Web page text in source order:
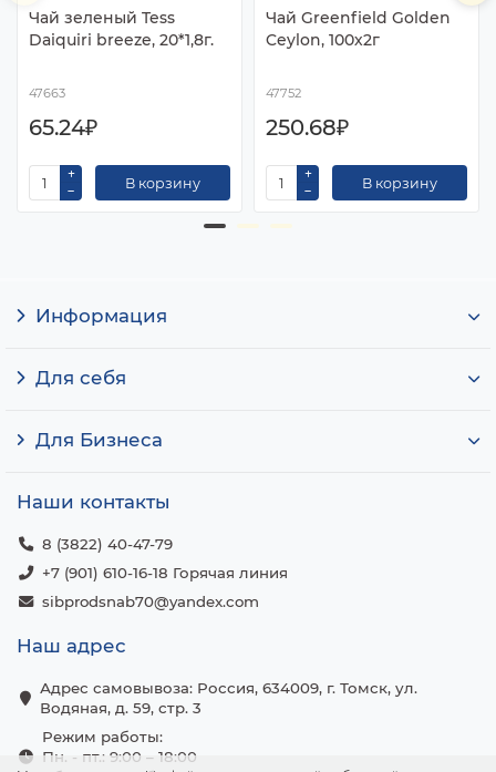
Чай зеленый Tess
Daiquiri breeze, 20*1,8г.
47663
65.24₽
В корзину
Чай Greenfield Golden
Ceylon, 100х2г
47752
250.68₽
В корзину
Информация
Для себя
Для Бизнеса
Наши контакты
8 (3822) 40-47-79
+7 (901) 610-16-18 Горячая линия
sibprodsnab70@yandex.com
Наш адрес
Адрес самовывоза: Россия, 634009, г. Томск, ул.
Водяная, д. 59, стр. 3
Режим работы:
Пн. - пт.: 9:00 – 18:00